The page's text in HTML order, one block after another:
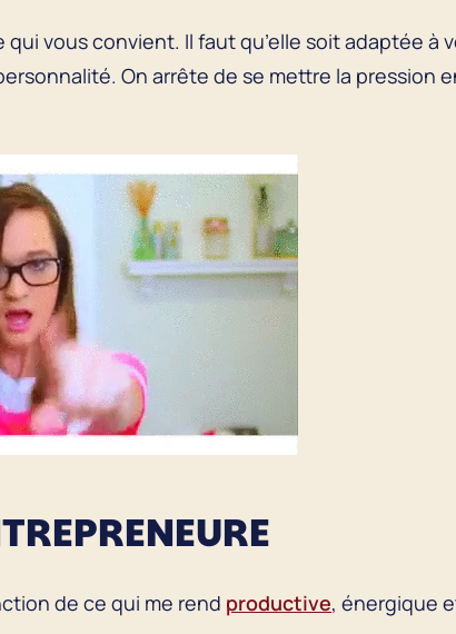
vous convient. Il faut qu’elle soit adaptée à
On arrête de se mettre la pression
de ce qui me rend productive, énergique